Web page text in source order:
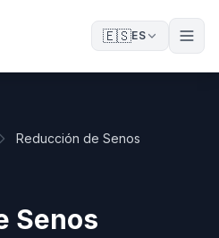
🇪🇸ES
Reducción de Senos
Senos